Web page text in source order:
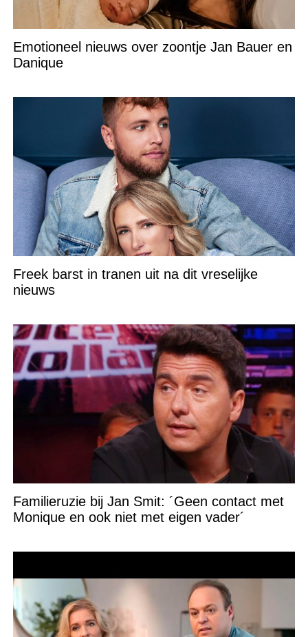
Emotioneel nieuws over zoontje Jan Bauer en
Danique
Freek barst in tranen uit na dit vreselijke
nieuws
Familieruzie bij Jan Smit: ´Geen contact met
Monique en ook niet met eigen vader´